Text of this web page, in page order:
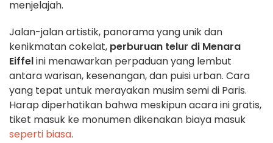
menjelajah.
Jalan-jalan artistik, panorama yang unik dan
kenikmatan cokelat, perburuan telur di Menara
Eiffelini menawarkan perpaduan yang lembut
antara warisan, kesenangan, dan puisi urban. Cara
yang tepat untuk merayakan musim semi di Paris.
Harap diperhatikan bahwa meskipun acara ini gratis,
tiket masuk ke monumen dikenakan biaya masuk
seperti biasa.